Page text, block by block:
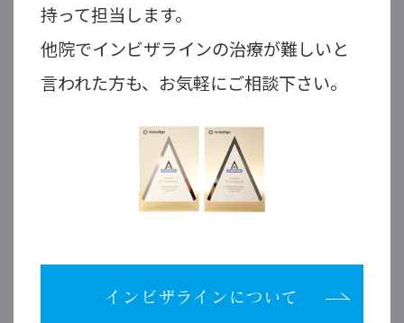
持って担当します。
他院でインビザラインの治療が難しいと
言われた方も、お気軽にご相談下さい。
インビザラインについて